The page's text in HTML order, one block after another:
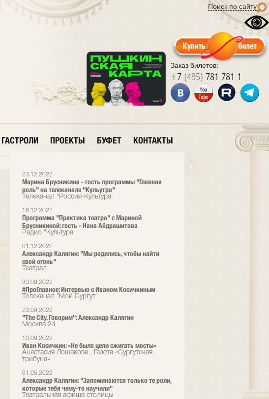
Поиск по сайту
Заказ билетов:
+7 (495) 781 781 1
ГАСТРОЛИ ПРОЕКТЫ БУФЕТ КОНТАКТЫ
23.12.2022
Марина Брусникина - гость программы "Главная
роль" на телеканале "Кульутра"
Телеканал "Россия-Культура"
16.12.2022
Программа "Практика театра" с Мариной
Брусникиной: гость - Нана Абдрашитова
Радио "Культура"
01.12.2022
Александр Калягин: "Мы родились, чтобы найти
свой огонь"
Театрал
30.09.2022
#ПроГлавное: Интервью с Иваном Косичкиным
Телеканал "Мой Сургут"
23.09.2022
"The City. Говорим": Александр Калягин
Москва 24
10.09.2022
Иван Косичкин: «Не было цели сжигать мосты»
Анастасия Лошакова , Газета «Сургутская
трибуна»
01.05.2022
Александр Калягин: "Запоминаются только те роли,
которые тебя чему-то научили"
Театральная афиша столицы